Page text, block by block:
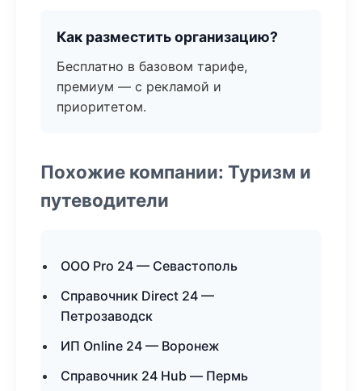
Как разместить организацию?
Бесплатно в базовом тарифе,
премиум — с рекламой и
приоритетом.
Похожие компании: Туризм и
путеводители
ООО Pro 24 — Севастополь
Справочник Direct 24 —
Петрозаводск
ИП Online 24 — Воронеж
Справочник 24 Hub — Пермь